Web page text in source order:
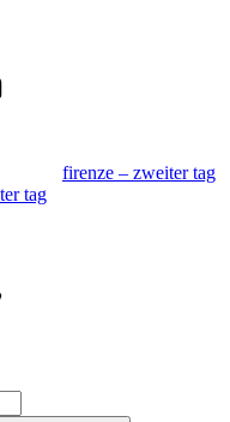
firenze – zweiter tag
tag